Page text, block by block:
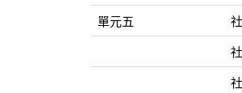
單元五